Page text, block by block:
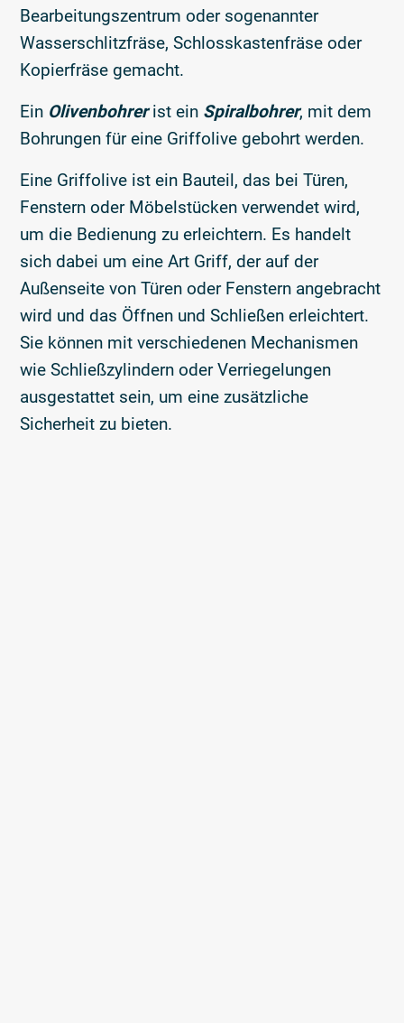
Bearbeitungszentrum oder sogenannter
Wasserschlitzfräse, Schlosskastenfräse oder
Kopierfräse gemacht.
Ein Olivenbohrerist ein Spiralbohrer, mit dem
Bohrungen für eine Griffolive gebohrt werden.
Eine Griffolive ist ein Bauteil, das bei Türen,
Fenstern oder Möbelstücken verwendet wird,
um die Bedienung zu erleichtern. Es handelt
sich dabei um eine Art Griff, der auf der
Außenseite von Türen oder Fenstern angebracht
wird und das Öffnen und Schließen erleichtert.
Sie können mit verschiedenen Mechanismen
wie Schließzylindern oder Verriegelungen
ausgestattet sein, um eine zusätzliche
Sicherheit zu bieten.